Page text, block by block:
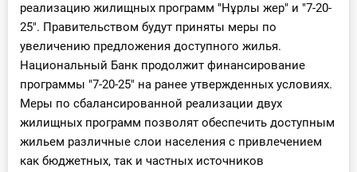
реализацию жилищных программ "Нұрлы жер" и "7-20-
25". Правительством будут приняты меры по
увеличению предложения доступного жилья.
Национальный Банк продолжит финансирование
программы "7-20-25" на ранее утвержденных условиях.
Меры по сбалансированной реализации двух
жилищных программ позволят обеспечить доступным
жильем различные слои населения с привлечением
как бюджетных, так и частных источников